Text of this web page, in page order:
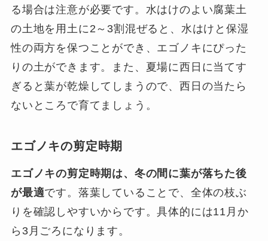
る場合は注意が必要です。水はけのよい腐葉土
の土地を用土に2～3割混ぜると、水はけと保湿
性の両方を保つことができ、エゴノキにぴった
りの土ができます。また、夏場に西日に当てす
ぎると葉が乾燥してしまうので、西日の当たら
ないところで育てましょう。
エゴノキの剪定時期
エゴノキの剪定時期は、冬の間に葉が落ちた後
が最適です。落葉していることで、全体の枝ぶ
りを確認しやすいからです。具体的には11月か
ら3月ごろになります。